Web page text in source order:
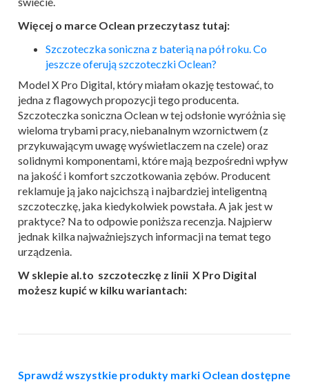
Więcej o marce Oclean przeczytasz tutaj:
Szczoteczka soniczna z baterią na pół roku. Co
jeszcze oferują szczoteczki Oclean?
Model X Pro Digital, który miałam okazję testować, to
jedna z flagowych propozycji tego producenta.
Szczoteczka soniczna Oclean w tej odsłonie wyróżnia się
wieloma trybami pracy, niebanalnym wzornictwem (z
przykuwającym uwagę wyświetlaczem na czele) oraz
solidnymi komponentami, które mają bezpośredni wpływ
na jakość i komfort szczotkowania zębów. Producent
reklamuje ją jako najcichszą i najbardziej inteligentną
szczoteczkę, jaka kiedykolwiek powstała. A jak jest w
praktyce? Na to odpowie poniższa recenzja. Najpierw
jednak kilka najważniejszych informacji na temat tego
urządzenia.
W sklepie al.to szczoteczkę z linii X Pro Digital
możesz kupić w kilku wariantach:
Sprawdź wszystkie produkty marki Oclean dostępne